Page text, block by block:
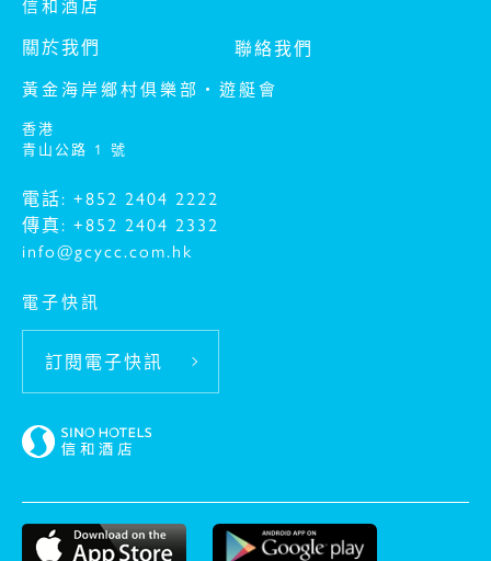
信和酒店
關於我們 聯絡我們
黃金海岸鄉村俱樂部‧遊艇會
香港
青山公路 1 號
電話: +852 2404 2222
傳真: +852 2404 2332
info@gcycc.com.hk
電子快訊
訂閱電子快訊
我已閱讀及明白收集個人資料聲明